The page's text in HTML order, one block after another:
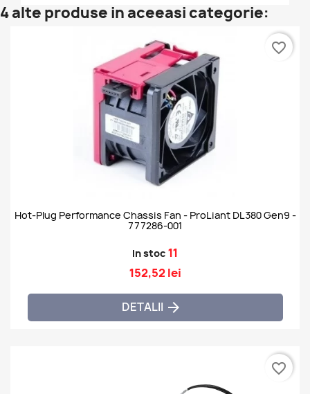
4 alte produse in aceeasi categorie:
Hot-Plug Performance Chassis Fan - ProLiant DL380 Gen9 -
777286-001
In stoc 11
152,52 lei
DETALII 
favorite_border
favorite_border